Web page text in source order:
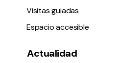
Visitas guiadas
Espacio accesible
Actualidad